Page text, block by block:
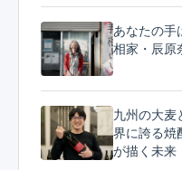
あなたの手
相家・辰原
九州の大麦
界に誇る焼
が描く未来